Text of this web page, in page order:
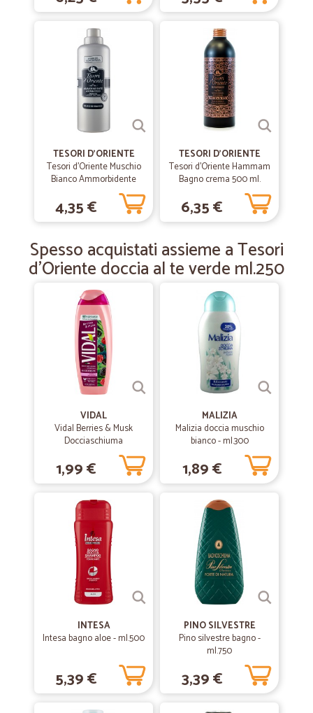
Ottimo consegna e l'imballaggio un po…
Ottimo consegna e l'imballaggio un po meno i prezzi....poco
convenienti....tenendo conto le spese di spedizione dovrebbero essere
un po più bassi......giusto???
—Luciana V.
spedizione veloce con spese di…
06/12/2018
Silvio F.
Sempre puntuali e precisi
TESORI D'ORIENTE
Tesori d'Oriente Muschio
Bianco Ammorbidente
Aromatico 760 ml
4,35 €
TESORI D'ORIENTE
Tesori d'Oriente Hammam
Bagno crema 500 ml.
6,35 €
Spesso acquistati assieme a Tesori
d'Oriente doccia al te verde ml.250
VIDAL
Vidal Berries & Musk
Docciaschiuma
Rinvigorente Mora e
Muschio 250 ml
1,99 €
MALIZIA
Malizia doccia muschio
bianco - ml.300
1,89 €
INTESA
Intesa bagno aloe - ml.500
5,39 €
PINO SILVESTRE
Pino silvestre bagno -
ml.750
3,39 €